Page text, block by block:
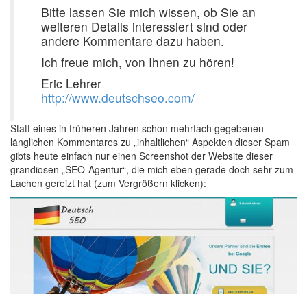
Bitte lassen Sie mich wissen, ob Sie an
weiteren Details interessiert sind oder
andere Kommentare dazu haben.
Ich freue mich, von Ihnen zu hören!
Eric Lehrer
http://www.deutschseo.com/
Statt eines in früheren Jahren schon mehrfach gegebenen
länglichen Kommentares zu „inhaltlichen“ Aspekten dieser Spam
gibts heute einfach nur einen Screenshot der Website dieser
grandiosen „SEO-Agentur“, die mich eben gerade doch sehr zum
Lachen gereizt hat (zum Vergrößern klicken):